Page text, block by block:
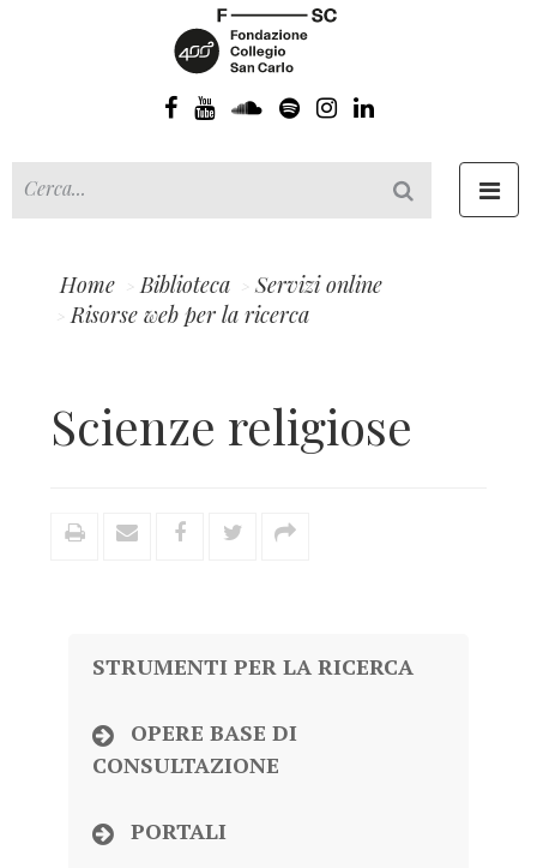
Home Biblioteca
Servizi online
Risorse web per la ricerca
Scienze religiose
STRUMENTI PER LA RICERCA
OPERE BASE DI
CONSULTAZIONE
PORTALI